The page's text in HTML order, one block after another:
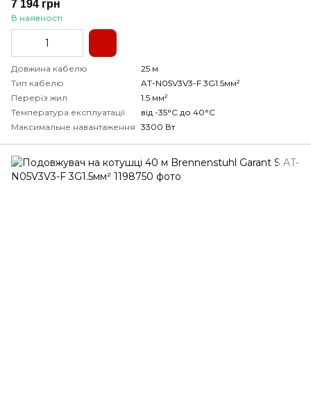
7 194 грн
В наявності
Довжина кабелю
25 м
Тип кабелю
AT-N05V3V3-F 3G1.5мм²
Переріз жил
1.5 мм²
Температура експлуатації
від -35°С до 40°С
Максимальне навантаження 3300 Вт